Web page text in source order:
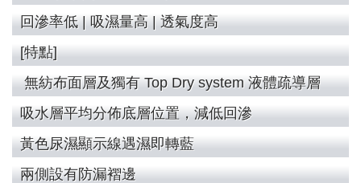
回滲率低 | 吸濕量高 | 透氣度高
[特點]
無紡布面層及獨有 Top Dry system 液體疏導層
吸水層平均分佈底層位置，減低回滲
黃色尿濕顯示線遇濕即轉藍
兩側設有防漏褶邊